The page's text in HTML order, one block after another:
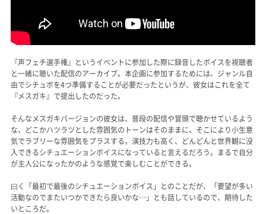
『声フェチ選手権』というイベントに参加した際に録音したボイスを視聴者
と一緒に聴いた配信のアーカイブ。本企画に参加するためには、ジャンル自
由でシチュボを4つ準備することが必要だったというが、彼女はこれを全て
『メスガキ』で提出したのだった。
そんなメスガキバージョンの彼女は、普段の配信や冒頭で聴かせているよう
な、どこかハツラツとした雰囲気のトーンはそのままに、そこにより小生意
気でラブリーな雰囲気をプラスする。演技力も高く、どんどんと世界観に没
入できるシチュエーションボイスになっていると言えるだろう。まるで自分
が主人公になったかのような感覚で楽しむことができる。
曰く「最初で最後のシチュエーションボイス」とのことだが、「要望が多い
活動なのでまたいつかできたら良いかな…」とも話しているので、期待した
いところだ。